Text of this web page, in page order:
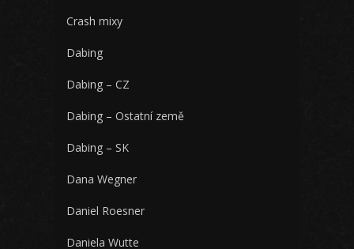
Crash mixy
Dabing
Dabing – CZ
Dabing – Ostatní země
Dabing – SK
Dana Wegner
Daniel Roesner
Daniela Wutte